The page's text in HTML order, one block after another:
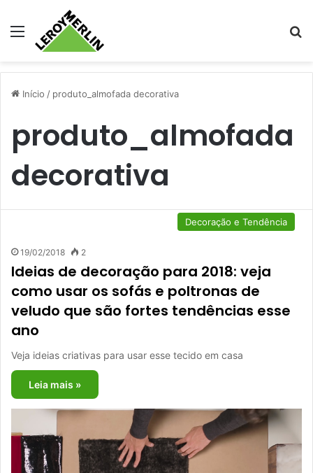
Menu
Início / produto_almofada decorativa
produto_almofada
decorativa
Decoração e Tendência
19/02/2018 2
Ideias de decoração para 2018: veja
como usar os sofás e poltronas de
veludo que são fortes tendências esse
ano
Veja ideias criativas para usar esse tecido em casa
Leia mais »